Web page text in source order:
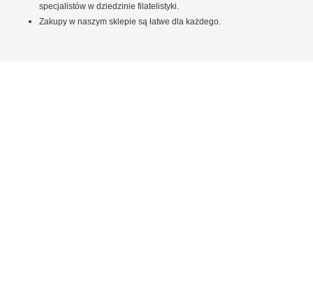
specjalistów w dziedzinie filatelistyki.
Zakupy w naszym sklepie są łatwe dla każdego.